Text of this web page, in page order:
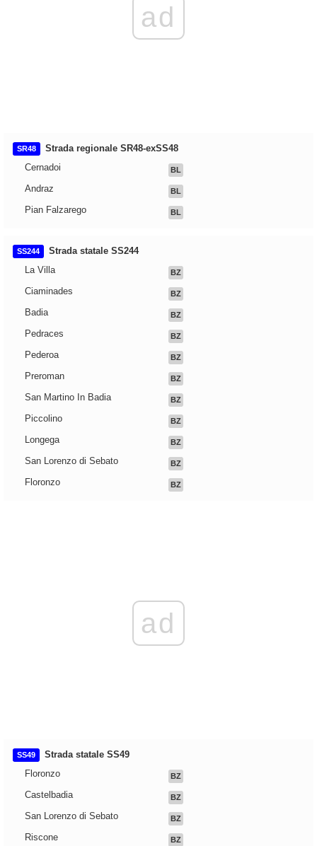
ad
SR48
Strada regionale SR48-exSS48
Cernadoi
BL
Andraz BL
Pian Falzarego BL
SS244
Strada statale SS244
La Villa
BZ
Ciaminades BZ
Badia BZ
Pedraces BZ
Pederoa BZ
Preroman BZ
San Martino In Badia BZ
Piccolino BZ
Longega BZ
San Lorenzo di Sebato BZ
Floronzo BZ
ad
SS49
Strada statale SS49
Floronzo
BZ
Castelbadia BZ
San Lorenzo di Sebato BZ
Riscone BZ